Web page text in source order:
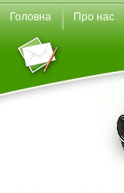
Головна Про нас